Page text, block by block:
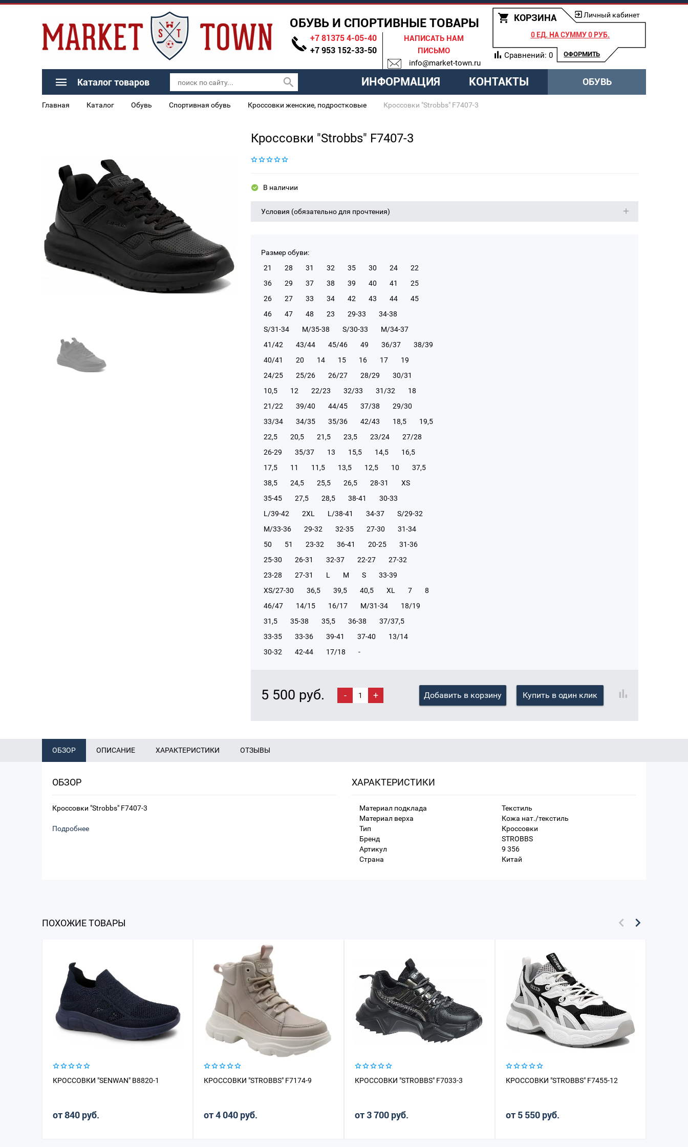
ОБУВЬ И СПОРТИВНЫЕ ТОВАРЫ
+7 81375 4-05-40
+7 953 152-33-50
НАПИСАТЬ НАМ
ПИСЬМО
info@market-town.ru
КОРЗИНА Личный кабинет
0 ЕД. НА СУММУ0 РУБ.
ОФОРМИТЬ
Сравнений: 0
Каталог товаров ИНФОРМАЦИЯ КОНТАКТЫ ОБУВЬ
Главная Каталог Обувь Спортивная обувь Кроссовки женские, подростковые Кроссовки "Strobbs" F7407-3
Кроссовки "Strobbs" F7407-3
В наличии
Условия (обязательно для прочтения)
Размер обуви:
21
28 31 32 35 30 24
22
36
29 37 38 39 40 41
25
26
27 33 34 42 43 44
45
46
47 48 23 29-33
34-38
S/31-34
М/35-38 S/30-33
М/34-37
41/42
43/44 45/46 49 36/37
38/39
40/41
20 14 15 16 17
19
24/25
25/26 26/27 28/29
30/31
10,5
12 22/23 32/33 31/32
18
21/22
39/40 44/45 37/38
29/30
33/34
34/35 35/36 42/43 18,5
19,5
22,5
20,5 21,5 23,5 23/24
27/28
26-29
35/37 13 15,5 14,5
16,5
17,5
11 11,5 13,5 12,5 10
37,5
38,5
24,5 25,5 26,5 28-31
XS
35-45
27,5 28,5 38-41
30-33
L/39-42
2XL L/38-41 34-37
S/29-32
М/33-36
29-32 32-35 27-30
31-34
50
51 23-32 36-41 20-25
31-36
25-30
26-31 32-37 22-27
27-32
23-28
27-31 L M S
33-39
XS/27-30
36,5 39,5 40,5 XL 7
8
46/47
14/15 16/17 М/31-34
18/19
31,5
35-38 35,5 36-38
37/37,5
33-35
33-36 39-41 37-40
13/14
30-32
42-44 17/18 -
5 500 руб. - + Добавить в корзину Купить в один клик
ОБЗОР ОПИСАНИЕ ХАРАКТЕРИСТИКИ ОТЗЫВЫ
ОБЗОР
Кроссовки "Strobbs" F7407-3
Подробнее
ХАРАКТЕРИСТИКИ
Материал подклада
Текстиль
Материал верха
Кожа нат./текстиль
Тип
Кроссовки
Бренд
STROBBS
Артикул
9 356
Страна
Китай
ПОХОЖИЕ ТОВАРЫ
КРОССОВКИ "SENWAN" B8820-1
от 840 руб.
КРОССОВКИ "STROBBS" F7174-9
от 4 040 руб.
КРОССОВКИ "STROBBS" F7033-3
от 3 700 руб.
КРОССОВКИ "STROBBS" F7455-12
от 5 550 руб.